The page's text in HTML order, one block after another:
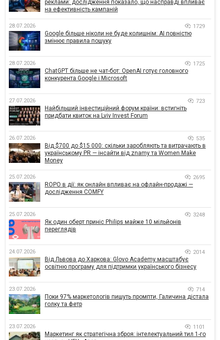
реклами: дослідження показало, що насправді впливає
на ефективність кампаній
28.07.2026 1729
Google більше ніколи не буде колишнім: AI повністю
змінює правила пошуку
28.07.2026 1725
ChatGPT більше не чат-бот: OpenAI готує головного
конкурента Google і Microsoft
27.07.2026 723
Найбільший інвестиційний форум країни: встигніть
придбати квиток на Lviv Invest Forum
26.07.2026 535
Від $700 до $15 000: скільки заробляють та витрачають в
українському PR — інсайти від znamy та Women Make
Money
25.07.2026 2695
ROPO в дії: як онлайн впливає на офлайн-продажі —
дослідження COMFY
25.07.2026 3248
Як один оберт приніс Philips майже 10 мільйонів
переглядів
24.07.2026 2014
Від Львова до Харкова: Glovo Academy масштабує
освітню програму для підтримки українського бізнесу
23.07.2026 714
Поки 97% маркетологів пишуть промпти, Галичина дістала
голку та фетр
23.07.2026 1101
Маркетинг як стратегічна зброя: інтелектуальний тил 1-го